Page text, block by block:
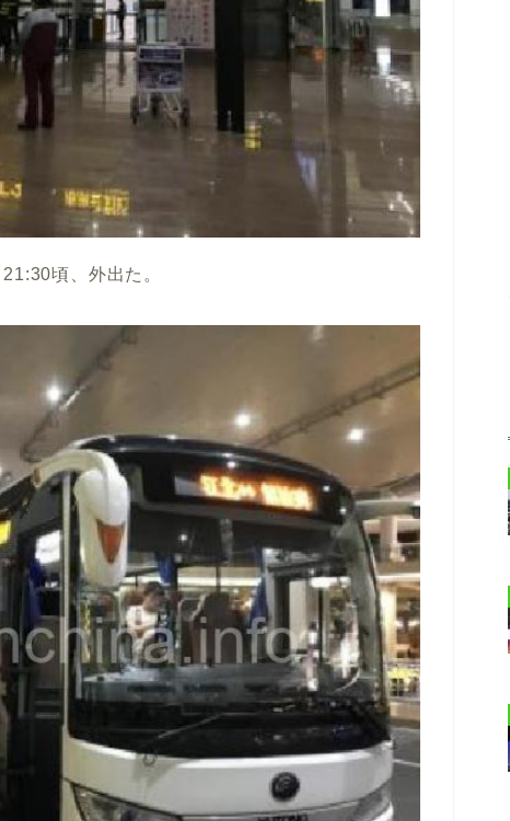
頃、外出た。